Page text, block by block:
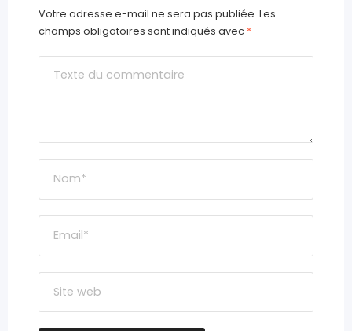
Votre adresse e-mail ne sera pas publiée. Les
champs obligatoires sont indiqués avec *